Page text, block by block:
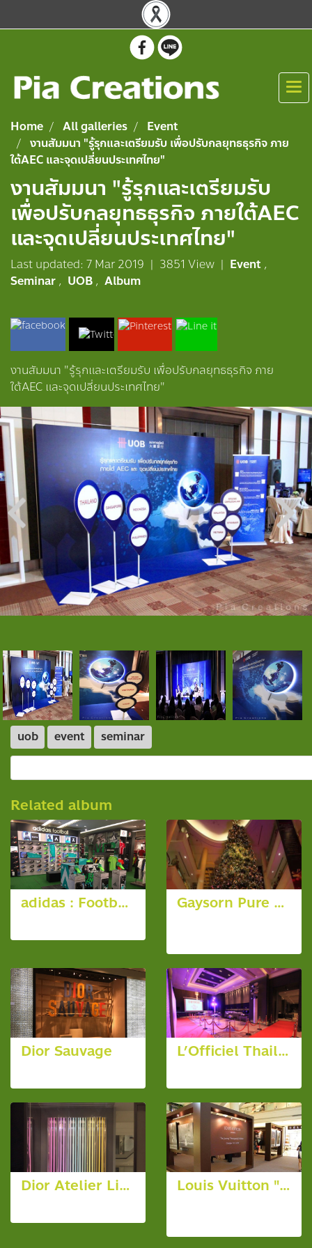
Home All galleries
Event
งานสัมมนา "รู้รุกและเตรียมรับ เพื่อปรับกลยุทธธุรกิจ ภาย
ใต้AEC และจุดเปลี่ยนประเทศไทย"
งานสัมมนา "รู้รุกและเตรียมรับ
เพื่อปรับกลยุทธธุรกิจ ภายใต้AEC
และจุดเปลี่ยนประเทศไทย"
Last updated: 7 Mar 2019 | 3851 View | Event ,
Seminar , UOB , Album
งานสัมมนา "รู้รุกและเตรียมรับ เพื่อปรับกลยุทธธุรกิจ ภาย
ใต้AEC และจุดเปลี่ยนประเทศไทย"
uob event seminar
Related album
adidas : Football and Running Gaysorn Pure Reward End Year 2010
Dior Sauvage L’Officiel Thailand : My Material World by Chompoo Araya
Dior Atelier Lights Cruise Collection Louis Vuitton "The Jouney Photography"